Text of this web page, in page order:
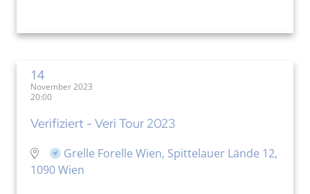
14
November 2023
20:00
Verifiziert - Veri Tour 2023
Grelle Forelle Wien, Spittelauer Lände 12,
1090 Wien